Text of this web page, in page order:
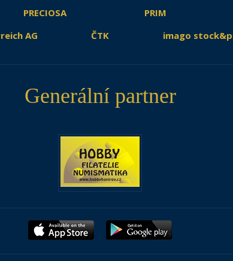
PRECIOSA PRIM
AG ČTK imago
Generální partner